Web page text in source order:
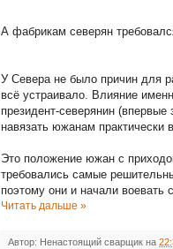
А фабрикам северян
У Севера не было причин для
всё устраивало. Влияние
президент-северянин
навязать южанам
Это положение южан с
требовались самые
поэтому они и начали воевать
Читать дальше »
Автор: Ненастоящий сварщик на